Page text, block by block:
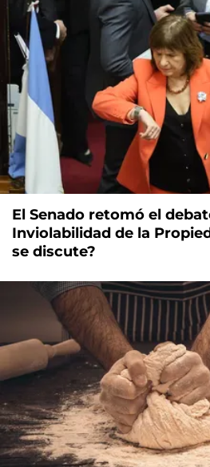
El Senado retomó el
Inviolabilidad de la
se discute?